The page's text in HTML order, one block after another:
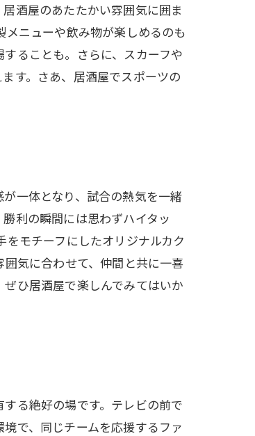
酒屋のあたたかい雰囲気に囲ま
ニューや飲み物が楽しめるのも
ることも。さらに、スカーフや
す。さあ、居酒屋でスポーツの
一体となり、試合の熱気を一緒
利の瞬間には思わずハイタッ
モチーフにしたオリジナルカク
気に合わせて、仲間と共に一喜
ひ居酒屋で楽しんでみてはいか
る絶好の場です。テレビの前で
で、同じチームを応援するファ